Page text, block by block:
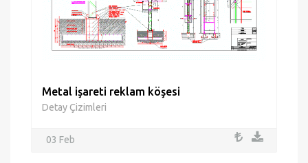
Metal işareti reklam köşesi
Detay Çizimleri
03 Feb